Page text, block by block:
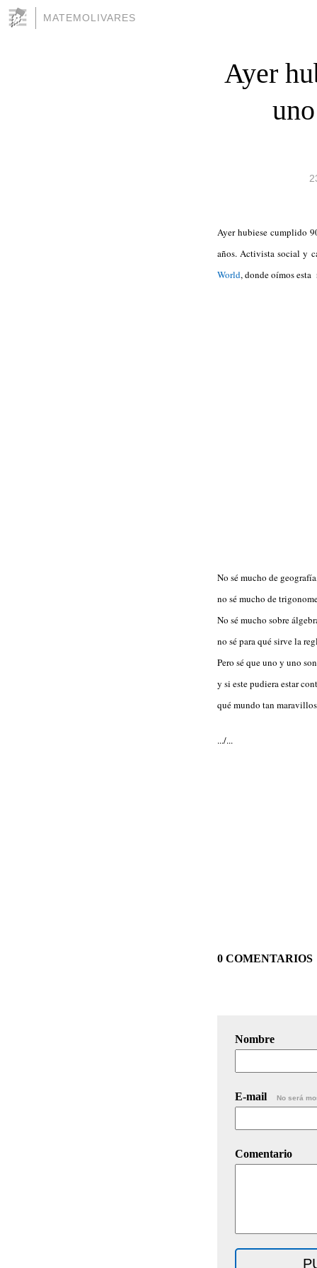
MATEMOLIVARES
Ayer
Ayer hubiese cumplido
años. Activista social y
World, donde oímos
No sé mucho de
no sé mucho de
No sé mucho sobre
no sé para qué sirve la
Pero sé que uno y uno
y si este pudiera estar
qué mundo tan
.../...
0 COMENTARIOS
Nombre
E-mail No será
Comentario